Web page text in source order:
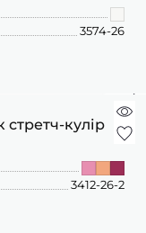
3574-26
кулір
3412-26-2